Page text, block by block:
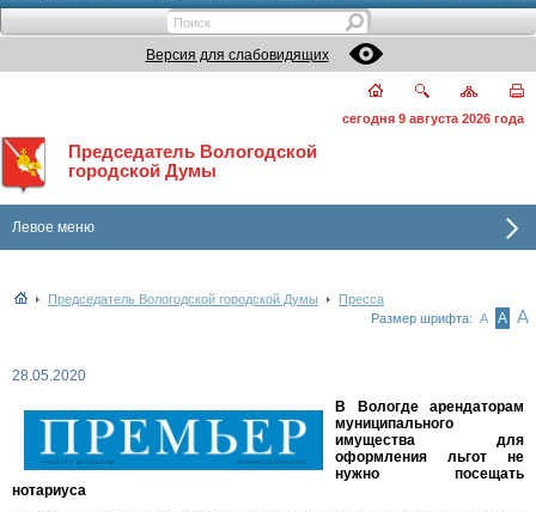
Версия для слабовидящих
сегодня 9 августа 2026 года
Председатель Вологодской
городской Думы
Левое меню
Председатель Вологодской городской Думы
Пресса
Размер шрифта: А А А
28.05.2020
В Вологде арендаторам
муниципального
имущества для
оформления льгот не
нужно посещать
нотариуса